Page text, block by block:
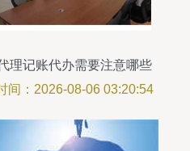
理记账代办需要注意哪些
间：2026-08-06 03:20:54